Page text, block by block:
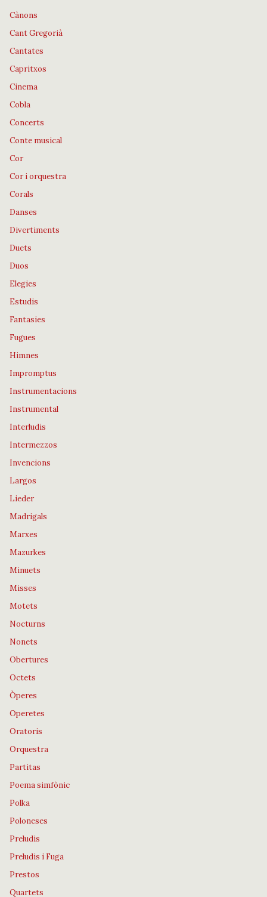
Cànons
Cant Gregorià
Cantates
Capritxos
Cinema
Cobla
Concerts
Conte musical
Cor
Cor i orquestra
Corals
Danses
Divertiments
Duets
Duos
Elegies
Estudis
Fantasies
Fugues
Himnes
Impromptus
Instrumentacions
Instrumental
Interludis
Intermezzos
Invencions
Largos
Lieder
Madrigals
Marxes
Mazurkes
Minuets
Misses
Motets
Nocturns
Nonets
Obertures
Octets
Òperes
Operetes
Oratoris
Orquestra
Partitas
Poema simfònic
Polka
Poloneses
Preludis
Preludis i Fuga
Prestos
Quartets